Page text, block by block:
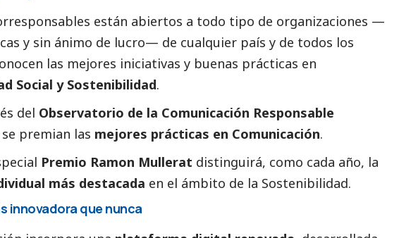
están abiertos a todo tipo de organizaciones —
y sin ánimo de lucro— de cualquier país y de todos los
las mejores iniciativas y buenas prácticas en
Social y Sostenibilidad.
del Observatorio de la Comunicación Responsable
se premian las mejores prácticas en Comunicación.
Premio Ramon Mullerat distinguirá, como cada año, la
más destacada en el ámbito de la Sostenibilidad.
innovadora que nunca